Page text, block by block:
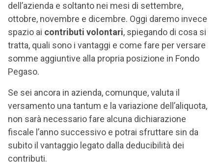
dell’azienda e soltanto nei mesi di settembre,
ottobre, novembre e dicembre. Oggi daremo invece
spazio ai contributi volontari, spiegando di cosa si
tratta, quali sono i vantaggi e come fare per versare
somme aggiuntive alla propria posizione in Fondo
Pegaso.
Se sei ancora in azienda, comunque, valuta il
versamento una tantum e la variazione dell’aliquota,
non sarà necessario fare alcuna dichiarazione
fiscale l’anno successivo e potrai sfruttare sin da
subito il vantaggio legato dalla deducibilità dei
contributi.